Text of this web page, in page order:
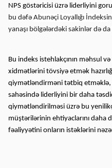
NPS göstəricisi üzrə liderliyini
bu dəfə Abunəçi Loyallığı İndeksi
yanaşı bölgələrdəki sakinlər də
Bu indeks istehlakçının məhsul və
xidmətlərini tövsiyə etmək
qiymətləndirməni tətbiq
sahəsində liderliyini bir daha
qiymətləndirilməsi üzrə bu
müştərilərinin ehtiyaclarını daha
fəaliyyətini onların istəklərini